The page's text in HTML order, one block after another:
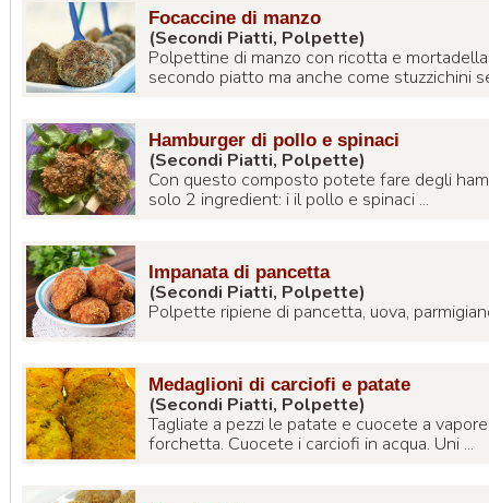
Focaccine di manzo
(Secondi Piatti, Polpette)
Polpettine di manzo con ricotta e
secondo piatto ma anche come stuzzichini
Hamburger di pollo e spinaci
(Secondi Piatti, Polpette)
Con questo composto potete fare degli
solo 2 ingredient: i il pollo e spinaci ...
Impanata di pancetta
(Secondi Piatti, Polpette)
Polpette ripiene di pancetta, uova,
Medaglioni di carciofi e patate
(Secondi Piatti, Polpette)
Tagliate a pezzi le patate e cuocete a
forchetta. Cuocete i carciofi in acqua. Uni ...